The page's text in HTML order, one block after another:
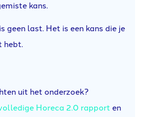
kans.
geen last. Het is een kans die je
hebt.
uit het onderzoek?
Horeca 2.0 rapport en